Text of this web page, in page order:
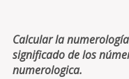
Calcular la
significado de los
numerologica.